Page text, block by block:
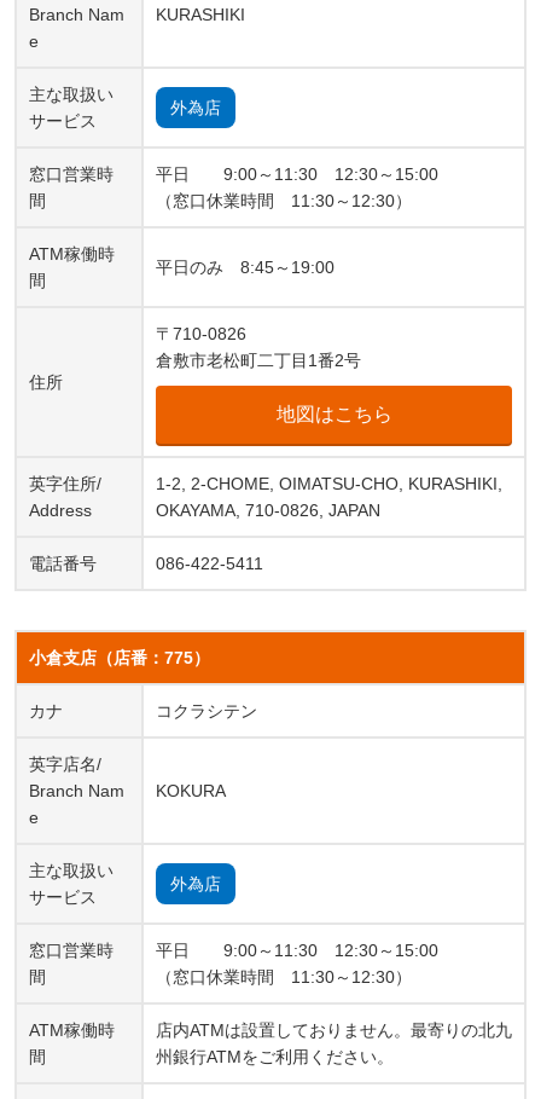
Branch Nam
e
KURASHIKI
主な取扱い
サービス
外為店
窓口営業時
間
平日 9:00～11:30 12:30～15:00
（窓口休業時間 11:30～12:30）
ATM稼働時
間
平日のみ 8:45～19:00
住所
〒710-0826
倉敷市老松町二丁目1番2号
地図はこちら
英字住所/
Address
1-2, 2-CHOME, OIMATSU-CHO, KURASHIKI,
OKAYAMA, 710-0826, JAPAN
電話番号 086-422-5411
小倉支店（店番：775）
カナ コクラシテン
英字店名/
Branch Nam
e
KOKURA
主な取扱い
サービス
外為店
窓口営業時
間
平日 9:00～11:30 12:30～15:00
（窓口休業時間 11:30～12:30）
ATM稼働時
間
店内ATMは設置しておりません。最寄りの北九
州銀行ATMをご利用ください。